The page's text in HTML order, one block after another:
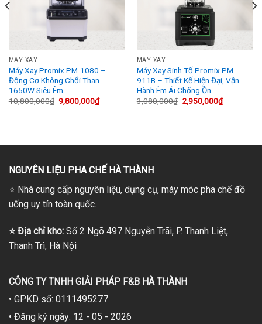
MÁY XAY
Máy Xay Promix PM-1080 –
Động Cơ Không Chổi Than
1650W Siêu Êm
10,800,000₫ Giá
gốc
9,800,000₫Giá
hiện
MÁY XAY
Máy Xay Sinh Tố Promix PM-
911B – Thiết Kế Hiện Đại, Vận
Hành Êm Ái Chống Ồn
3,080,000₫ Giá
gốc
2,950,000₫Giá
hiện
NGUYÊN LIỆU PHA CHẾ HÀ THÀNH
⭐ Nhà cung cấp nguyên liệu, dụng cụ, máy móc pha chế đồ
uống uy tín toàn quốc.
⭐Địa chỉ kho: Số 2 Ngõ 497 Nguyễn Trãi, P. Thanh Liệt,
Thanh Trì, Hà Nội
CÔNG TY TNHH GIẢI PHÁP F&B HÀ THÀNH
• GPKD số: 0111495277
• Đăng ký ngày: 12 - 05 - 2026